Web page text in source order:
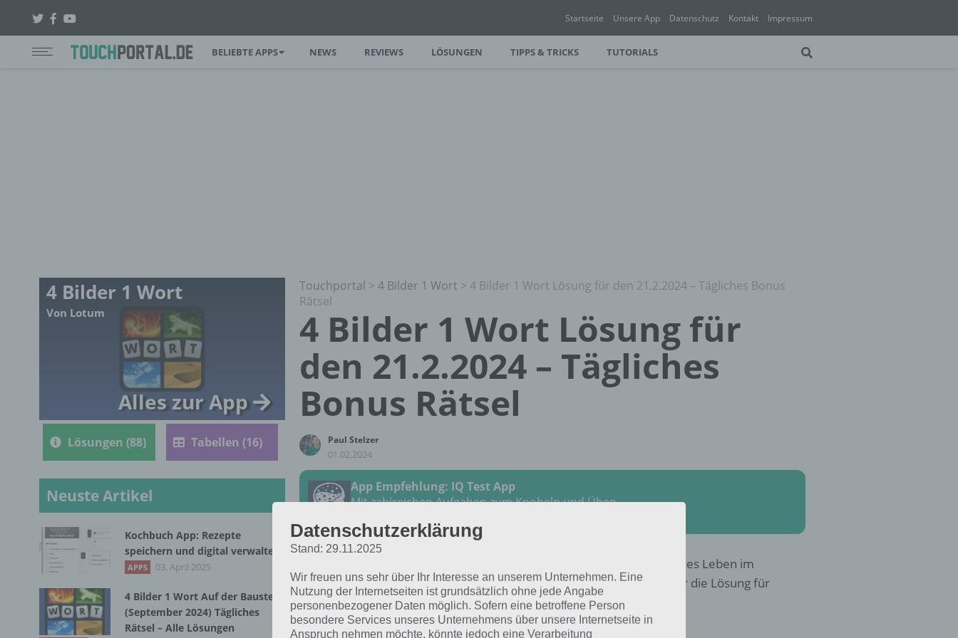
Startseite Unsere App Datenschutz Kontakt Impressum
BELIEBTE APPS NEWS REVIEWS LÖSUNGEN TIPPS & TRICKS TUTORIALS
Touchportal > 4 Bilder 1 Wort > 4 Bilder 1 Wort Lösung für den 21.2.2024 – Tägliches Bonus
Rätsel
4 Bilder 1 Wort Lösung für
den 21.2.2024 – Tägliches
Bonus Rätsel
Paul Stelzer
01.02.2024
App Empfehlung: IQ Test App
Mit zahlreichen Aufgaben zum Knobeln und Üben
Rätsel vom 21.2.2024 zu Glückliches Leben im
Februar 2024 in 4 Bilder 1 Wort. Wenn du dort aktuell feststeckst, hier die Lösung für
dich:
4 Bilder 1 Wort
Von Lotum
Alles zur App
Lösungen (88) Tabellen (16)
Neuste Artikel
Kochbuch App: Rezepte
speichern und digital verwalten
APPS 03. April 2025
4 Bilder 1 Wort Auf der Baustelle
(September 2024) Tägliches
Rätsel – Alle Lösungen
Datenschutzerklärung
Stand: 29.11.2025
Wir freuen uns sehr über Ihr Interesse an unserem Unternehmen. Eine
Nutzung der Internetseiten ist grundsätzlich ohne jede Angabe
personenbezogener Daten möglich. Sofern eine betroffene Person
besondere Services unseres Unternehmens über unsere Internetseite in
Anspruch nehmen möchte, könnte jedoch eine Verarbeitung